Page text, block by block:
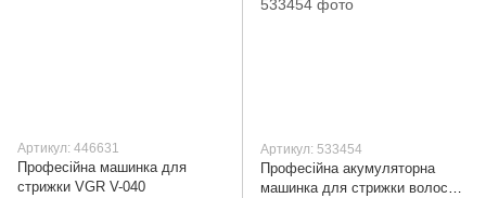
Артикул: 446631
Професійна машинка для
стрижки VGR V-040
Артикул: 533454
Професійна акумуляторна
машинка для стрижки волосся